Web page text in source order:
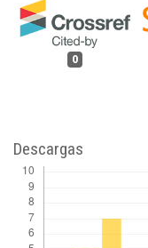
0
Descargas